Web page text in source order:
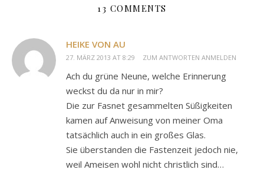
13 COMMENTS
HEIKE VON AU
27. MÄRZ 2013 AT 8:29 ZUM ANTWORTEN ANMELDEN
Ach du grüne Neune, welche Erinnerung
weckst du da nur in mir?
Die zur Fasnet gesammelten Süßigkeiten
kamen auf Anweisung von meiner Oma
tatsächlich auch in ein großes Glas.
Sie überstanden die Fastenzeit jedoch nie,
weil Ameisen wohl nicht christlich sind…